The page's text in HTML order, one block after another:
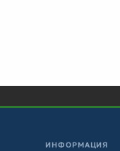
ИНФОРМАЦИЯ